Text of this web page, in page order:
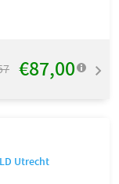
Utrecht
€87,00